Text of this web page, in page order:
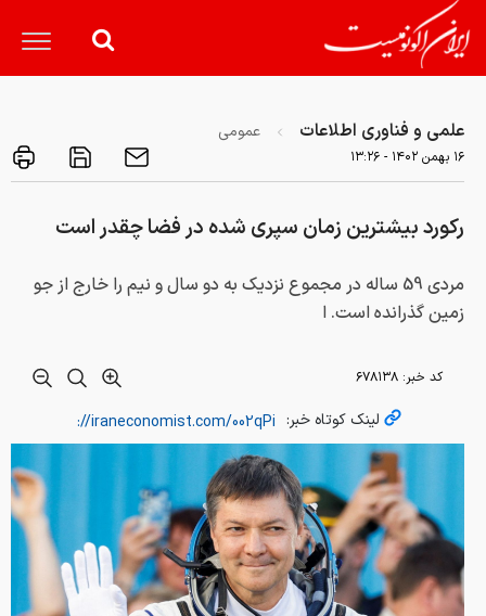
علمی و فناوری اطلاعات عمومی
۱۶ بهمن ۱۴۰۲ - ۱۳:۲۶
رکورد بیشترین زمان سپری شده در فضا چقدر است
مردی 59 ساله در مجموع نزدیک به دو سال و نیم را خارج از جو
زمین گذرانده است. ا
کد خبر: ۶۷۸۱۳۸
لینک کوتاه خبر: